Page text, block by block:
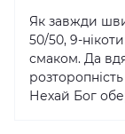
Як завжди
50/50, 9-
смаком. Да
Нехай Бог